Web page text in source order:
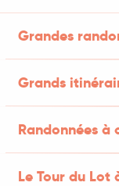
Grandes
Grands
Randonnées
Le Tour du Lot